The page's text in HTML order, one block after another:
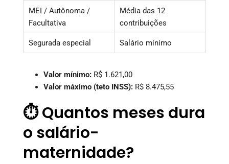
MEI / Autônoma /
Facultativa
Média das 12
contribuições
Segurada especial Salário mínimo
Valor mínimo: R$ 1.621,00
Valor máximo (teto INSS): R$ 8.475,55
⏱️ Quantos meses dura
o salário-
maternidade?